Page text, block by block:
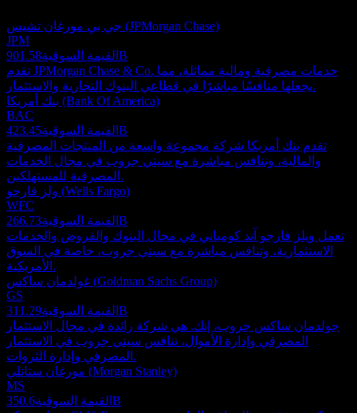
جي بي مورغان تشيس (JPMorgan Chase)
JPM
القيمة السوقية 901.58B
تقدم JPMorgan Chase & Co. خدمات مصرفية ومالية مماثلة، مما
يجعلها منافسًا مباشرًا في قطاعي البنوك التجارية والاستثمار.
بنك أمريكا (Bank Of America)
BAC
القيمة السوقية 423.45B
تقدم بنك أمريكا شركة مجموعة واسعة من المنتجات المصرفية
والمالية، وتنافس مباشرة مع سيتي جروب في مجال الخدمات
المصرفية للمستهلكين.
ولز فارجو (Wells Fargo)
WFC
القيمة السوقية 266.73B
تعمل ويلز فارجو آند كومباني في مجال البنوك والقروض والخدمات
الاستثمارية، وتنافس مباشرة مع سيتي جروب، خاصة في السوق
الأمريكية.
غولدمان ساكس (Goldman Sachs Group)
GS
القيمة السوقية 311.29B
جولدمان ساكس جروب، إنك. هي شركة رائدة في مجال الاستثمار
المصرفي وإدارة الأموال، تنافس سيتي جروب في الاستثمار
المصرفي وإدارة الثروات.
مورغان ستانلي (Morgan Stanley)
MS
القيمة السوقية 350.6B